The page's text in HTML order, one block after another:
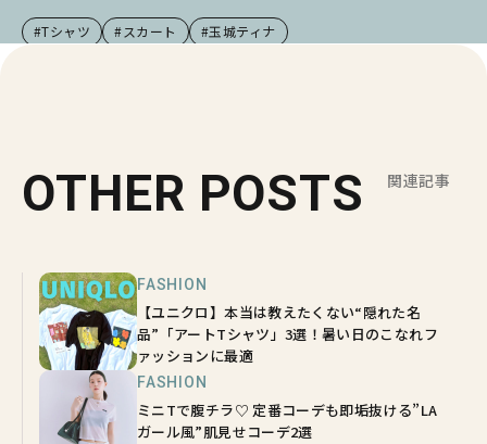
#Tシャツ #スカート #玉城ティナ
OTHER POSTS 関連記事
FASHION
【ユニクロ】本当は教えたくない“隠れた名
品”「アートTシャツ」3選！暑い日のこなれフ
ァッションに最適
FASHION
ミニTで腹チラ♡ 定番コーデも即垢抜ける”LA
ガール風”肌見せコーデ2選